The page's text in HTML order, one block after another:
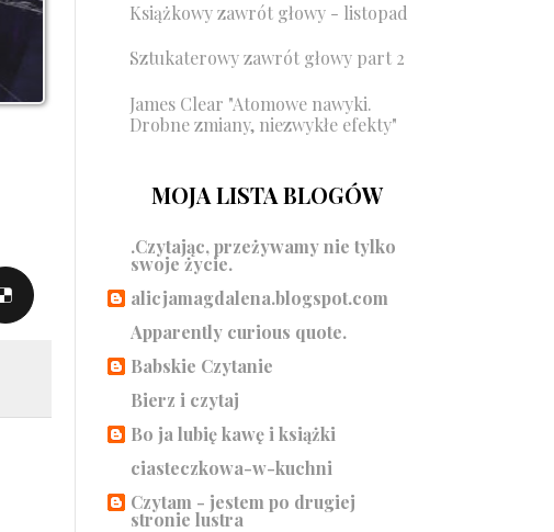
Książkowy zawrót głowy - listopad
Sztukaterowy zawrót głowy part 2
James Clear "Atomowe nawyki.
Drobne zmiany, niezwykłe efekty"
MOJA LISTA BLOGÓW
.Czytając, przeżywamy nie tylko
swoje życie.
alicjamagdalena.blogspot.com
Apparently curious quote.
Babskie Czytanie
Bierz i czytaj
Bo ja lubię kawę i książki
ciasteczkowa-w-kuchni
Czytam - jestem po drugiej
stronie lustra